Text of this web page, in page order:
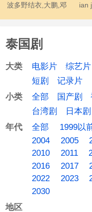
波多野结衣,大鹏,邓
超,宫睿,韩寒,贾玲,姜
马丽,汤唯,王小利,王
学兵,王学圻,温兆伦,
德,于嘉,袁成杰
ian
林
泰国剧
大类 电影片 综艺片
短剧
记录片
小类
全部 国产剧
台湾剧
日本剧
年代
全部 1999以
2004
2005
2010
2011
2016
2017
2022
2023
2030
地区